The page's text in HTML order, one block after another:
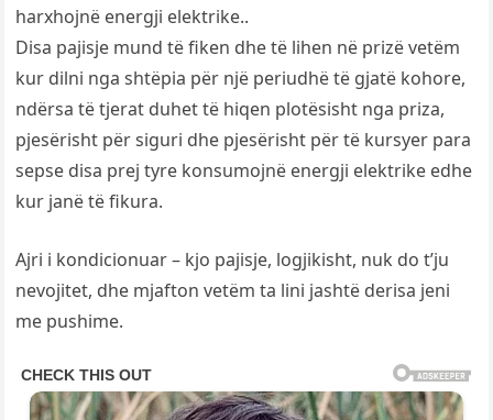
harxhojnë energji elektrike..
Disa pajisje mund të fiken dhe të lihen në prizë vetëm
kur dilni nga shtëpia për një periudhë të gjatë kohore,
ndërsa të tjerat duhet të hiqen plotësisht nga priza,
pjesërisht për siguri dhe pjesërisht për të kursyer para
sepse disa prej tyre konsumojnë energji elektrike edhe
kur janë të fikura.
Ajri i kondicionuar – kjo pajisje, logjikisht, nuk do t’ju
nevojitet, dhe mjafton vetëm ta lini jashtë derisa jeni
me pushime.